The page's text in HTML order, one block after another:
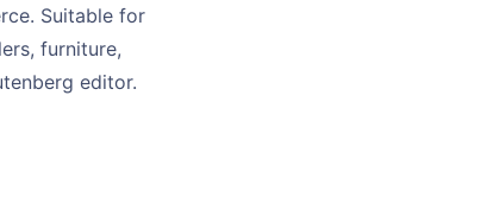
Suitable for
furniture,
editor.